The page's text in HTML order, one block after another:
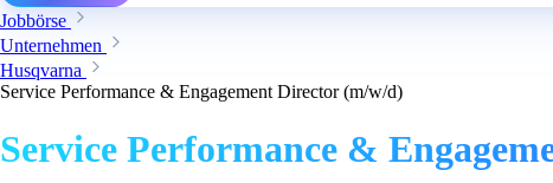
Jobbörse
Unternehmen
Husqvarna
Service Performance & Engagement Director (m/w/d)
Service Performance &